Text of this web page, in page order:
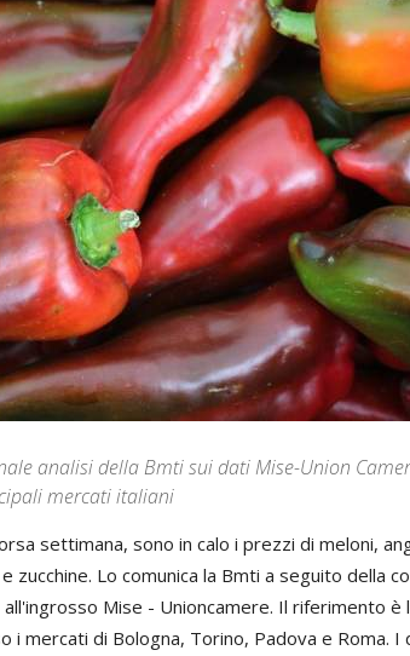
analisi della Bmti sui dati Mise-Union
mercati italiani
settimana, sono in calo i prezzi di meloni,
zucchine. Lo comunica la Bmti a seguito della
Mise - Unioncamere. Il riferimento è
i mercati di Bologna, Torino, Padova e Roma. I